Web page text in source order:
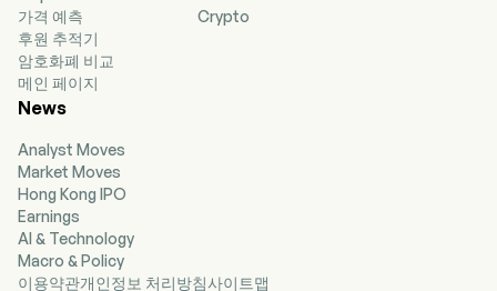
가격 예측
후원 추적기
암호화폐 비교
메인 페이지
Crypto
News
Analyst Moves
Market Moves
Hong Kong IPO
Earnings
AI & Technology
Macro & Policy
이용약관개인정보 처리방침사이트맵